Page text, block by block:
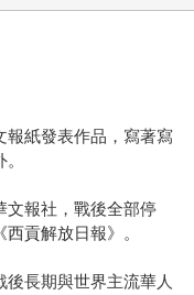
報紙發表作品，寫著寫
文報社，戰後全部停
貢解放日報》。
長期與世界主流華人